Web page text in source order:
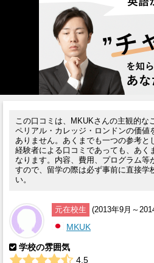
この口コミは、MKUKさんの主観的な
ペリアル・カレッジ・ロンドンの価値
ありません。あくまでも一つの参考と
経験者による口コミであっても、あく
なります。内容、費用、プログラム等
すので、留学の際は必ず事前に直接学
い。
元在校生 (2013年9月～
MKUK
学校の雰囲気
4.5